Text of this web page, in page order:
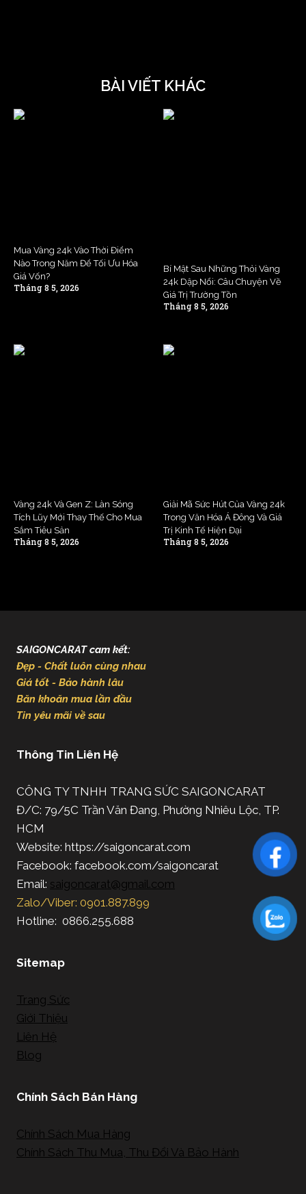
BÀI VIẾT KHÁC
Mua Vàng 24k Vào Thời Điểm
Nào Trong Năm Để Tối Ưu Hóa
Giá Vốn?
Tháng 8 5, 2026
Bí Mật Sau Những Thỏi Vàng
24k Dập Nổi: Câu Chuyện Về
Giá Trị Trường Tồn
Tháng 8 5, 2026
Vàng 24k Và Gen Z: Làn Sóng
Tích Lũy Mới Thay Thế Cho Mua
Sắm Tiêu Sản
Tháng 8 5, 2026
Giải Mã Sức Hút Của Vàng 24k
Trong Văn Hóa Á Đông Và Giá
Trị Kinh Tế Hiện Đại
Tháng 8 5, 2026
SAIGONCARAT cam kết:
Đẹp - Chất luôn cùng nhau
Giá tốt - Bảo hành lâu
Băn khoăn mua lần đầu
Tin yêu mãi về sau
Thông Tin Liên Hệ
CÔNG TY TNHH TRANG SỨC SAIGONCARAT
Đ/C: 79/5C Trần Văn Đang, Phường Nhiêu Lộc, TP.
HCM
Website: https://saigoncarat.com
Facebook: facebook.com/saigoncarat
Email: saigoncarat@gmail.com
Zalo/Viber: 0901.887.899
Hotline: 0866.255.688
Sitemap
Trang Sức
Giới Thiệu
Liên Hệ
Blog
Chính Sách Bán Hàng
Chính Sách Mua Hàng
Chính Sách Thu Mua, Thu Đổi Và Bảo Hành